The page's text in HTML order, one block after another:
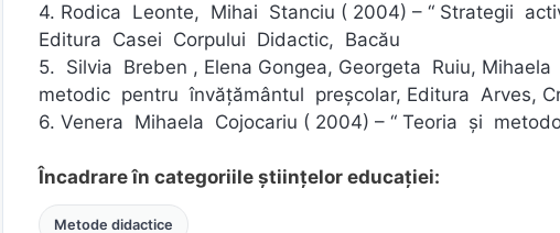
4. Rodica Leonte, Mihai Stanciu ( 2004) – “ Strategii
Editura Casei Corpului Didactic, Bacău
5. Silvia Breben , Elena Gongea, Georgeta Ruiu,
metodic pentru învăţământul preşcolar, Editura Arves,
6. Venera Mihaela Cojocariu ( 2004) – “ Teoria şi
Încadrare în categoriile științelor educației:
Metode didactice